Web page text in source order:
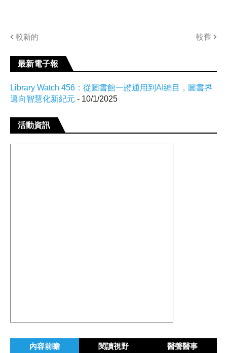
較新的 較舊
最新電子報
Library Watch 456：從圖書館一證通用到AI編目，圖書界
邁向智慧化新紀元 - 10/1/2025
活動資訊
內容前瞻 閱讀視野 醫聲醫事